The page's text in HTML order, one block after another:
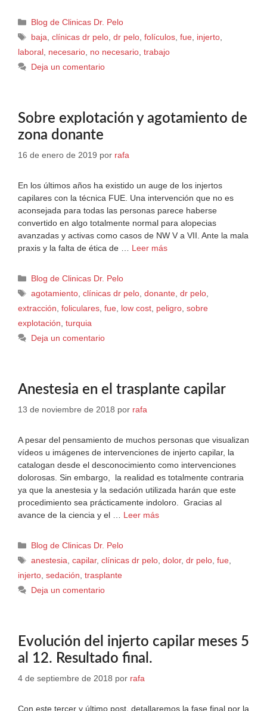
Blog de Clinicas Dr. Pelo
baja,clínicas dr pelo,dr pelo,folículos,fue, injerto,
laboral, necesario, no necesario, trabajo
Deja un comentario
Sobre explotación y agotamiento de
zona donante
16 de enero de 2019 por rafa
En los últimos años ha existido un auge de los injertos
capilares con la técnica FUE. Una intervención que no es
aconsejada para todas las personas parece haberse
convertido en algo totalmente normal para alopecias
avanzadas y activas como casos de NW V a VII. Ante la mala
praxis y la falta de ética de … Leer más
Blog de Clinicas Dr. Pelo
agotamiento,clínicas dr pelo,donante,dr pelo,
extracción, foliculares, fue, low cost, peligro, sobre
explotación, turquia
Deja un comentario
Anestesia en el trasplante capilar
13 de noviembre de 2018 por rafa
A pesar del pensamiento de muchos personas que visualizan
vídeos u imágenes de intervenciones de injerto capilar, la
catalogan desde el desconocimiento como intervenciones
dolorosas. Sin embargo, la realidad es totalmente contraria
ya que la anestesia y la sedación utilizada harán que este
procedimiento sea prácticamente indoloro. Gracias al
avance de la ciencia y el … Leer más
Blog de Clinicas Dr. Pelo
anestesia,capilar,clínicas dr pelo,dolor,dr pelo,fue,
injerto, sedación, trasplante
Deja un comentario
Evolución del injerto capilar meses 5
al 12. Resultado final.
4 de septiembre de 2018 por rafa
Con este tercer y último post, detallaremos la fase final por la